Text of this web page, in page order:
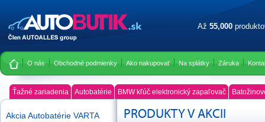
Až 55,000
O nás Obchodné podmienky Ako nakupovať Na splátky Záruka
Ťažné zariadenia Autobatérie BMW kľúč elektronický zapaľovač
Akcia Autobatérie VARTA PRODUKTY V AKCII